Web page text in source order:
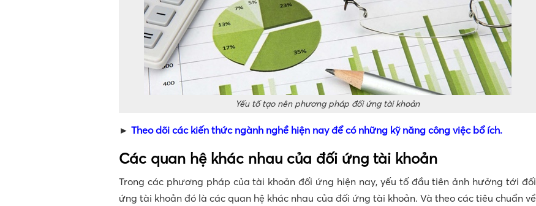
Yếu tố tạo nên phương pháp đối ứng tài khoản
► Theo dõi các kiến thức ngành nghề hiện nay để có những kỹ năng công việc bổ ích.
Các quan hệ khác nhau của đối ứng tài khoản
Trong các phương pháp của tài khoản đối ứng hiện nay, yếu tố đầu tiên ảnh hưởng tới đối
ứng tài khoản đó là các quan hệ khác nhau của đối ứng tài khoản. Và theo các tiêu chuẩn về